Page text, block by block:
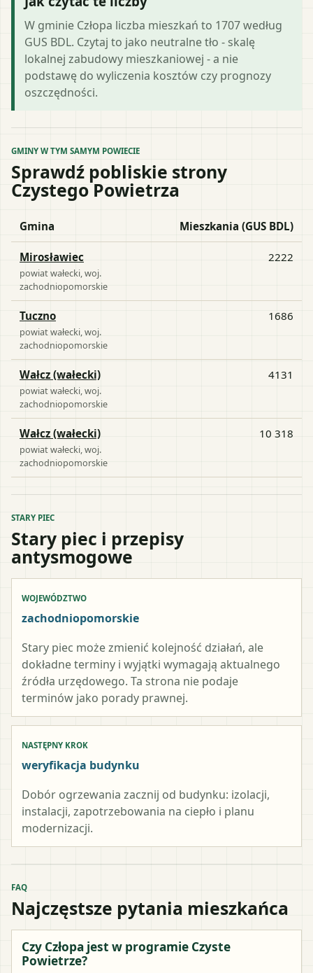
W gminie Człopa liczba mieszkań to 1707 według
GUS BDL. Czytaj to jako neutralne tło - skalę
lokalnej zabudowy mieszkaniowej - a nie
podstawę do wyliczenia kosztów czy prognozy
oszczędności.
GMINY W TYM SAMYM POWIECIE
Sprawdź pobliskie strony
Czystego Powietrza
Gmina Mieszkania (GUS BDL)
Mirosławiec
powiatwałecki , woj.
zachodniopomorskie
2222
Tuczno
powiatwałecki , woj.
zachodniopomorskie
1686
Wałcz (wałecki)
powiatwałecki , woj.
zachodniopomorskie
4131
Wałcz (wałecki)
powiatwałecki , woj.
zachodniopomorskie
10 318
STARY PIEC
Stary piec i przepisy
antysmogowe
WOJEWÓDZTWO
zachodniopomorskie
Stary piec może zmienić kolejność działań, ale
dokładne terminy i wyjątki wymagają aktualnego
źródła urzędowego. Ta strona nie podaje
terminów jako porady prawnej.
NASTĘPNY KROK
weryfikacja budynku
Dobór ogrzewania zacznij od budynku: izolacji,
instalacji, zapotrzebowania na ciepło i planu
modernizacji.
FAQ
Najczęstsze pytania mieszkańca
Czy Człopa jest w programie Czyste
Powietrze?